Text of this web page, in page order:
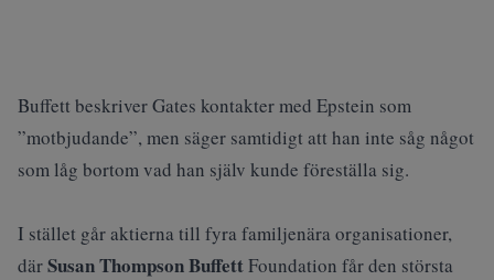
Buffett beskriver Gates kontakter med Epstein som
”motbjudande”, men säger samtidigt att han inte såg något
som låg bortom vad han själv kunde föreställa sig.
I stället går aktierna till fyra familjenära organisationer,
därSusan Thompson BuffettFoundation får den största